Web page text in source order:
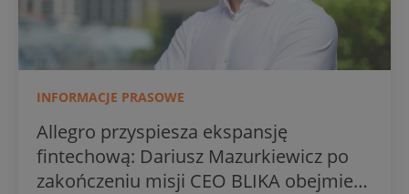
INFORMACJE PRASOWE
Allegro przyspiesza ekspansję
fintechową: Dariusz Mazurkiewicz po
zakończeniu misji CEO BLIKA obejmie